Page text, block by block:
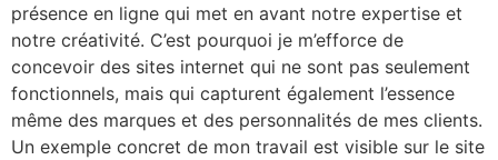
présence en ligne qui met en avant notre expertise et
notre créativité. C’est pourquoi je m’efforce de
concevoir des sites internet qui ne sont pas seulement
fonctionnels, mais qui capturent également l’essence
même des marques et des personnalités de mes clients.
Un exemple concret de mon travail est visible sur le site